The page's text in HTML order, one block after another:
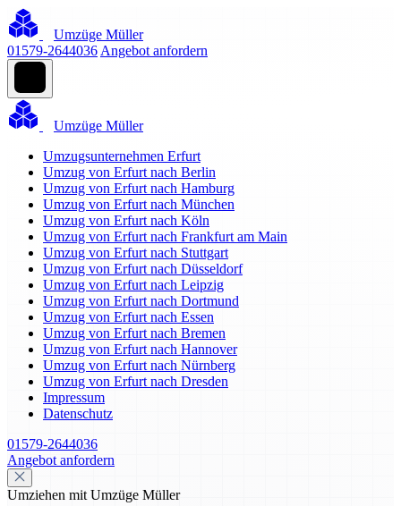
Umzüge Müller
01579-2644036 Angebot anfordern
Umzüge Müller
Umzugsunternehmen Erfurt
Umzug von Erfurt nach Berlin
Umzug von Erfurt nach Hamburg
Umzug von Erfurt nach München
Umzug von Erfurt nach Köln
Umzug von Erfurt nach Frankfurt am Main
Umzug von Erfurt nach Stuttgart
Umzug von Erfurt nach Düsseldorf
Umzug von Erfurt nach Leipzig
Umzug von Erfurt nach Dortmund
Umzug von Erfurt nach Essen
Umzug von Erfurt nach Bremen
Umzug von Erfurt nach Hannover
Umzug von Erfurt nach Nürnberg
Umzug von Erfurt nach Dresden
Impressum
Datenschutz
01579-2644036
Angebot anfordern
Umziehen mit Umzüge Müller